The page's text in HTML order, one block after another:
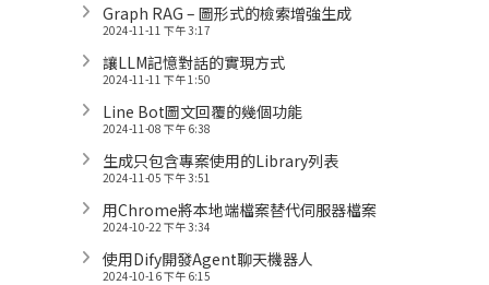
Graph RAG – 圖形式的檢索增強生成
2024-11-11 下午 3:17
讓LLM記憶對話的實現方式
2024-11-11 下午 1:50
Line Bot圖文回覆的幾個功能
2024-11-08 下午 6:38
生成只包含專案使用的Library列表
2024-11-05 下午 3:51
用Chrome將本地端檔案替代伺服器檔案
2024-10-22 下午 3:34
使用Dify開發Agent聊天機器人
2024-10-16 下午 6:15